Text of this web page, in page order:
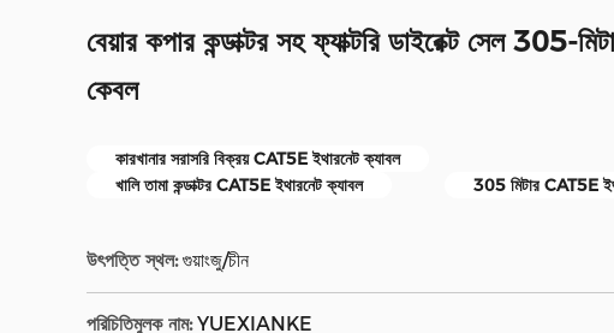
বেয়ার কপার কন্ডাক্টর সহ ফ্যাক্টরি ডাইরেক্ট সেল 305-
কেবল
কারখানার সরাসরি বিক্রয় CAT5E ইথারনেট ক্যাবল
খালি তামা কন্ডাক্টর CAT5E ইথারনেট ক্যাবল
305 মিটার CAT5E
উৎপত্তি স্থল: গুয়াংজু/চীন
পরিচিতিমুলক নাম: YUEXIANKE